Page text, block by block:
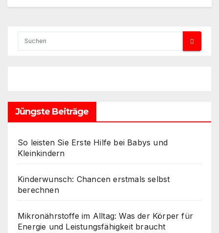
Jüngste Beiträge
So leisten Sie Erste Hilfe bei Babys und
Kleinkindern
Kinderwunsch: Chancen erstmals selbst
berechnen
Mikronährstoffe im Alltag: Was der Körper für
Energie und Leistungsfähigkeit braucht